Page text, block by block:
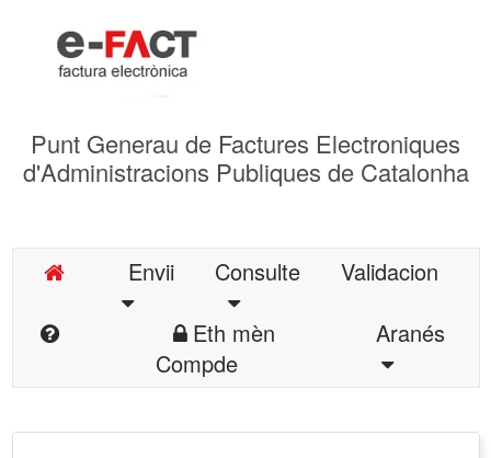
Punt Generau de Factures Electroniques
d'Administracions Publiques de Catalonha
Envii Consulte
Validacion
Eth mèn
Compde
Aranés